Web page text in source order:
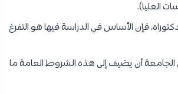
العليا).
فإن الأساس في الدراسة فيها هو التفرغ
أن يضيف إلى هذه الشروط العامة ما